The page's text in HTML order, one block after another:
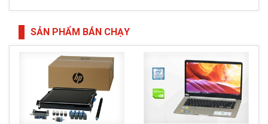
SẢN PHẨM BÁN CHẠY